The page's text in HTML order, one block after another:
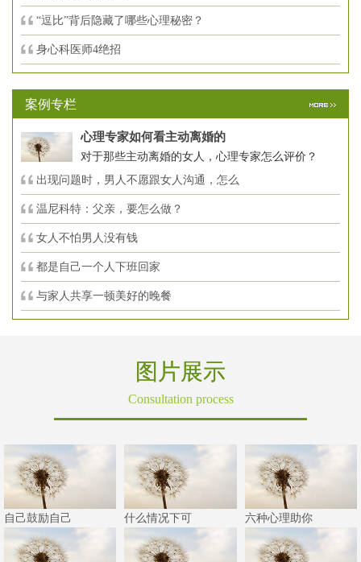
“逗比”背后隐藏了哪些心理秘密？
身心科医师4绝招
案例专栏
心理专家如何看主动离婚的
对于那些主动离婚的女人，心理专家怎么评价？
出现问题时，男人不愿跟女人沟通，怎么
温尼科特：父亲，要怎么做？
女人不怕男人没有钱
都是自己一个人下班回家
与家人共享一顿美好的晚餐
图片展示
Consultation process
自己鼓励自己 什么情况下可 六种心理助你